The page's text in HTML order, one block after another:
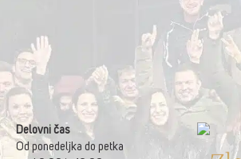
Delovni čas
Od ponedeljka do petka